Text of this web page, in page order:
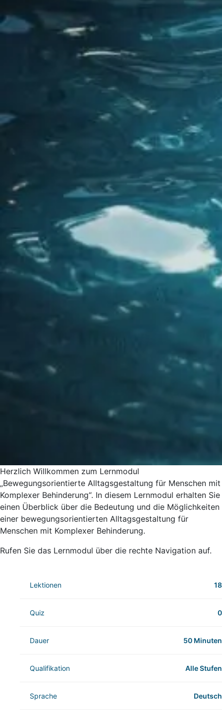
Herzlich Willkommen zum Lernmodul
„Bewegungsorientierte Alltagsgestaltung für Menschen mit
Komplexer Behinderung“. In diesem Lernmodul erhalten Sie
einen Überblick über die Bedeutung und die Möglichkeiten
einer bewegungsorientierten Alltagsgestaltung für
Menschen mit Komplexer Behinderung.
Rufen Sie das Lernmodul über die rechte Navigation auf.
Lektionen 18
Quiz 0
Dauer 50 Minuten
Qualifikation Alle Stufen
Sprache Deutsch